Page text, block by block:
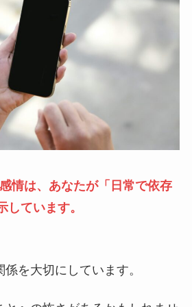
情は、あなたが「日常で依存
しています。
を大切にしています。